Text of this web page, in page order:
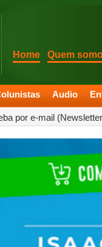
Home Quem
Audio
por e-mail